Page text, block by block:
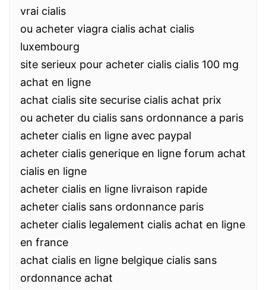
vrai cialis
ou acheter viagra cialis achat cialis
luxembourg
site serieux pour acheter cialis cialis 100 mg
achat en ligne
achat cialis site securise cialis achat prix
ou acheter du cialis sans ordonnance a paris
acheter cialis en ligne avec paypal
acheter cialis generique en ligne forum achat
cialis en ligne
acheter cialis en ligne livraison rapide
acheter cialis sans ordonnance paris
acheter cialis legalement cialis achat en ligne
en france
achat cialis en ligne belgique cialis sans
ordonnance achat